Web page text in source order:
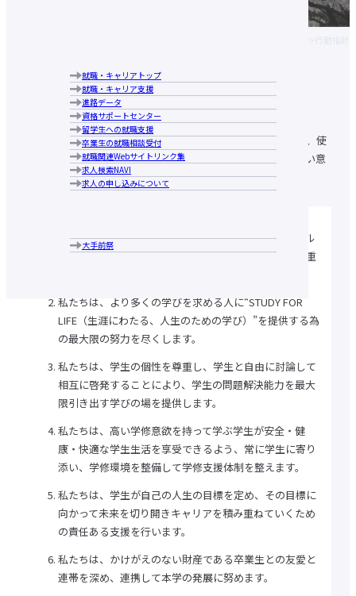
中長期計画について
メディア掲載実績
広報誌
コメンテーターガイド
大学院 国際看護学研究科
教学運営の基本方針（学部）
人材養成等教育研究上の目的
教学運営の基本方針（大学院）
国際交流ニュースレター
学費に関する注意事項
学費の納付について
学生相談
施設の利用について
大手前大学・大手前短期大学図書館
大学生協・食堂
学生寮・学生マンション・アパート紹介
アルバイトの紹介
障がいのある学生支援について
大手前祭
就職・キャリアトップ
就職・キャリア支援
進路データ
資格サポートセンター
留学生への就職支援
卒業生の就職相談受付
就職関連Webサイトリンク集
求人検索NAVI
求人の申し込みについて
大手前大学についてトップ
建学の精神・目的・使命
大手前大学の特長
ブランドメッセージ
キャンパス案内
アクセス
行動指針
歴史・沿革
学長あいさつ
メディア掲載実績
広報誌
公益通報 相談・通報窓口
新型コロナウイルス感染症関連情報
学部・大学院トップ
経営学部
現代社会学部
建築＆芸術学部
国際看護学部
通信教育部
大学院 比較文化研究科
大学院 国際看護学研究科
教学運営の基本方針（学部）
人材養成等教育研究上の目的
教学運営の基本方針（大学院）
研究活動トップ
交流文化研究所
史学研究所
行動指針
私たち大手前大学の役員、教員、職員は本学の建学の精神、目的、使
命のもと、高等教育及び研究に携わるものとして高い倫理観と強い意
志を持って、公正・誠実に行動し、社会的責任を果たします。
私たちは、学生、教職員はもとより、全てステークホル
ダーの人権、人格、個性、価値観、プライバシーを尊重
私たちは、より多くの学びを求める人に“STUDY FOR
LIFE（生涯にわたる、人生のための学び）”を提供する為
の最大限の努力を尽くします。
私たちは、学生の個性を尊重し、学生と自由に討論して
相互に啓発することにより、学生の問題解決能力を最大
限引き出す学びの場を提供します。
私たちは、高い学修意欲を持って学ぶ学生が安全・健
康・快適な学生生活を享受できるよう、常に学生に寄り
添い、学修環境を整備して学修支援体制を整えます。
私たちは、学生が自己の人生の目標を定め、その目標に
向かって未来を切り開きキャリアを積み重ねていくため
の責任ある支援を行います。
私たちは、かけがえのない財産である卒業生との友愛と
連帯を深め、連携して本学の発展に努めます。